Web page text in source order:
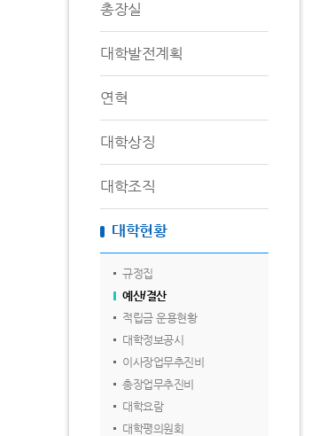
총장실
대학발전계획
연혁
대학상징
대학조직
대학현황
규정집
예산/결산
적립금 운용현황
대학정보공시
이사장업무추진비
총장업무추진비
대학요람
대학평의원회